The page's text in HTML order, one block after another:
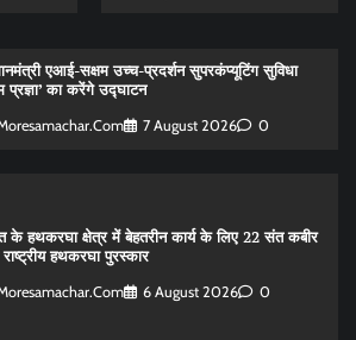
एआई-सक्षम उच्च-प्रदर्शन सुपरकंप्यूटिंग सुविधा
प्रज्ञा’ का करेंगे उद्घाटन
7 August 2026 0
के हथकरघा क्षेत्र में बेहतरीन कार्य के लिए 22 संत कबीर
हथकरघा पुरस्कार
6 August 2026 0